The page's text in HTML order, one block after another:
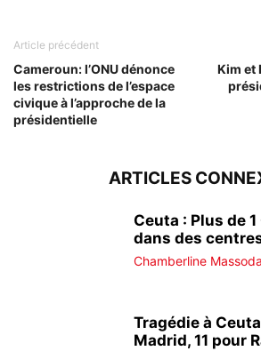
Article précédent
Cameroun: l’ONU dénonce
les restrictions de l’espace
civique à l’approche de la
présidentielle
Kim et
ARTICLES
Ceuta : Plus de
dans des
Chamberline
Tragédie à
Madrid, 11 pour